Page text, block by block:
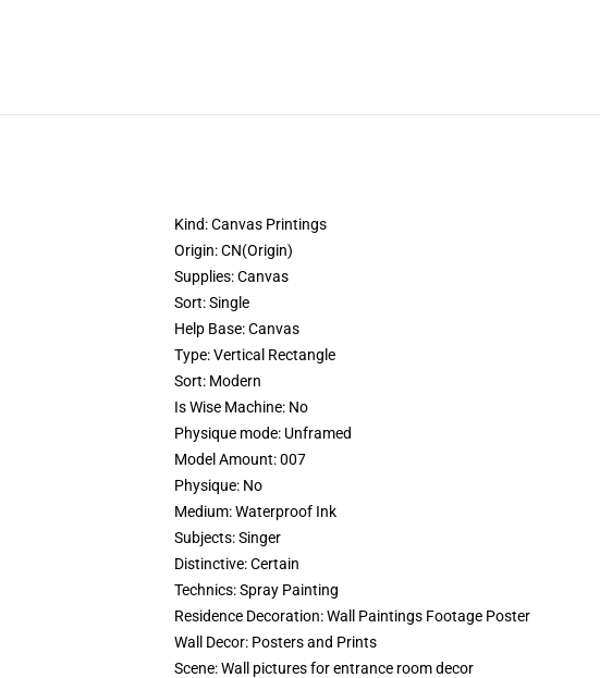
Kind:Canvas Printings
Origin:CN(Origin)
Supplies:Canvas
Sort:Single
Help Base:Canvas
Type:Vertical Rectangle
Sort: Modern
Is Wise Machine: No
Physique mode: Unframed
Model Amount:007
Physique: No
Medium:Waterproof Ink
Subjects:Singer
Distinctive:Certain
Technics:Spray Painting
Residence Decoration:Wall Paintings Footage Poster
Wall Decor: Posters and Prints
Scene:Wall pictures for entrance room decor